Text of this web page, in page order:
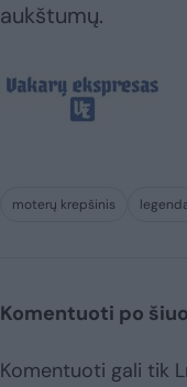
aukštumų.
moterų krepšinis
Komentuoti po
Komentuoti gali tik